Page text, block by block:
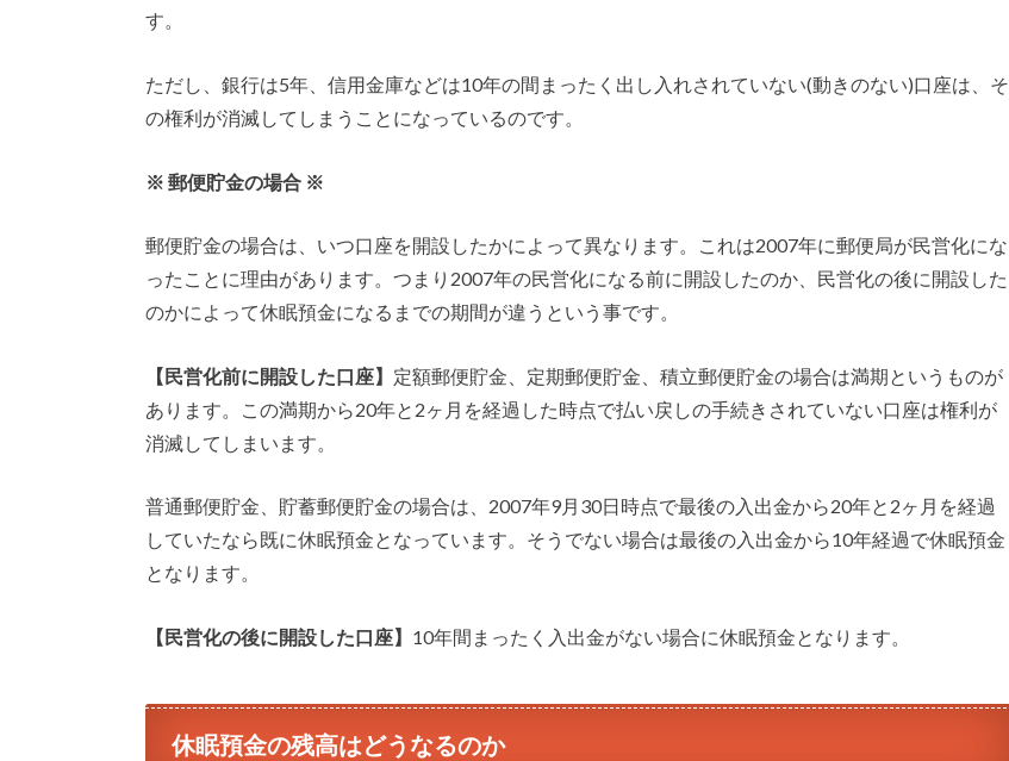
す。
ただし、銀行は5年、信用金庫などは10年の間まったく出し入れされていない(動きのない)口座は、そ
の権利が消滅してしまうことになっているのです。
※ 郵便貯金の場合 ※
郵便貯金の場合は、いつ口座を開設したかによって異なります。これは2007年に郵便局が民営化にな
ったことに理由があります。つまり2007年の民営化になる前に開設したのか、民営化の後に開設した
のかによって休眠預金になるまでの期間が違うという事です。
【民営化前に開設した口座】 定額郵便貯金、定期郵便貯金、積立郵便貯金の場合は満期というものが
あります。この満期から20年と2ヶ月を経過した時点で払い戻しの手続きされていない口座は権利が
消滅してしまいます。
普通郵便貯金、貯蓄郵便貯金の場合は、2007年9月30日時点で最後の入出金から20年と2ヶ月を経過
していたなら既に休眠預金となっています。そうでない場合は最後の入出金から10年経過で休眠預金
となります。
【民営化の後に開設した口座】 10年間まったく入出金がない場合に休眠預金となります。
休眠預金の残高はどうなるのか